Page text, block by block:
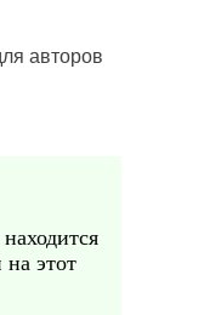
авторов
на этот